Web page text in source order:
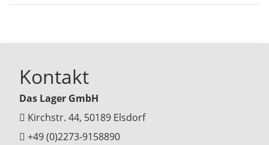
Kontakt
Das Lager GmbH
Kirchstr. 44, 50189 Elsdorf
+49 (0)2273-9158890